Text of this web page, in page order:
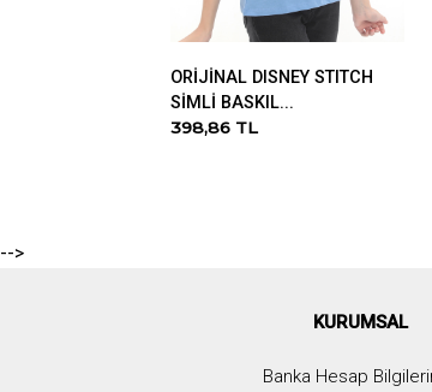
ORİJİNAL DISNEY STITCH
SİMLİ BASKIL...
398,86 TL
-->
KURUMSAL
Banka Hesap